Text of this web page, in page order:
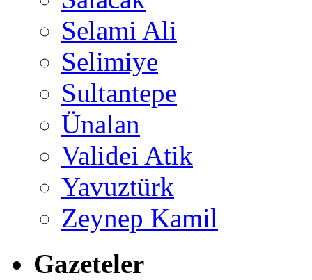
Selami Ali
Selimiye
Sultantepe
Ünalan
Validei Atik
Yavuztürk
Zeynep Kamil
Gazeteler